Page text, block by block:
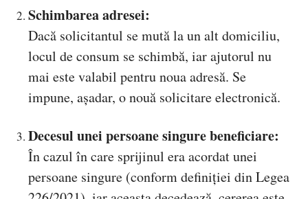
Schimbarea adresei:
Dacă solicitantul se mută la un alt domiciliu,
locul de consum se schimbă, iar ajutorul nu
mai este valabil pentru noua adresă. Se
impune, așadar, o nouă solicitare electronică.
Decesul unei persoane singure beneficiare:
În cazul în care sprijinul era acordat unei
persoane singure (conform definiției din Legea